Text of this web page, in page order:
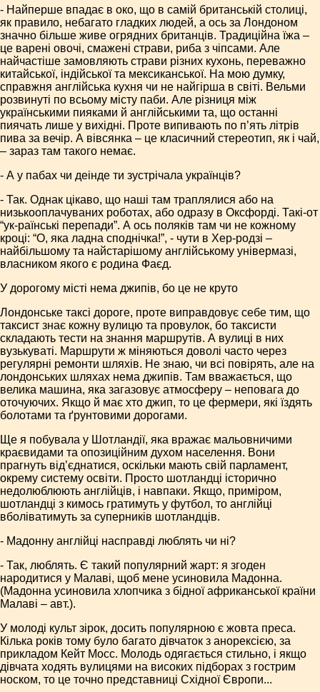
- Найперше впадає в око, що в самій британській столиці,
як правило, небагато гладких людей, а ось за Лондоном
значно більше живе огрядних британців. Традиційна їжа –
це варені овочі, смажені страви, риба з чіпсами. Але
найчастіше замовляють страви різних кухонь, переважно
китайської, індійської та мексиканської. На мою думку,
справжня англійська кухня чи не найгірша в світі. Вельми
розвинуті по всьому місту паби. Але різниця між
українськими пияками й англійськими та, що останні
пиячать лише у вихідні. Проте випивають по п’ять літрів
пива за вечір. А вівсянка – це класичний стереотип, як і чай,
– зараз там такого немає.
- А у пабах чи деінде ти зустрічала українців?
- Так. Однак цікаво, що наші там траплялися або на
низькооплачуваних роботах, або одразу в Оксфорді. Такі-от
“ук-раїнські перепади”. А ось поляків там чи не кожному
кроці: “О, яка ладна споднічка!”, - чути в Хер-родзі –
найбільшому та найстарішому англійському універмазі,
власником якого є родина Фаєд.
У дорогому місті нема джипів, бо це не круто
Лондонське таксі дороге, проте виправдовує себе тим, що
таксист знає кожну вулицю та провулок, бо таксисти
складають тести на знання маршрутів. А вулиці в них
вузькуваті. Маршрути ж міняються доволі часто через
регулярні ремонти шляхів. Не знаю, чи всі повірять, але на
лондонських шляхах нема джипів. Там вважається, що
велика машина, яка загазовує атмосферу – неповага до
оточуючих. Якщо й має хто джип, то це фермери, які їздять
болотами та ґрунтовими дорогами.
Ще я побувала у Шотландії, яка вражає мальовничими
краєвидами та опозиційним духом населення. Вони
прагнуть від’єднатися, оскільки мають свій парламент,
окрему систему освіти. Просто шотландці історично
недолюблюють англійців, і навпаки. Якщо, приміром,
шотландці з кимось гратимуть у футбол, то англійці
вболіватимуть за суперників шотландців.
- Мадонну англійці насправді люблять чи ні?
- Так, люблять. Є такий популярний жарт: я згоден
народитися у Малаві, щоб мене усиновила Мадонна.
(Мадонна усиновила хлопчика з бідної африканської країни
Малаві – авт.).
У молоді культ зірок, досить популярною є жовта преса.
Кілька років тому було багато дівчаток з анорексією, за
прикладом Кейт Мосс. Молодь одягається стильно, і якщо
дівчата ходять вулицями на високих підборах з гострим
носком, то це точно представниці Східної Європи...